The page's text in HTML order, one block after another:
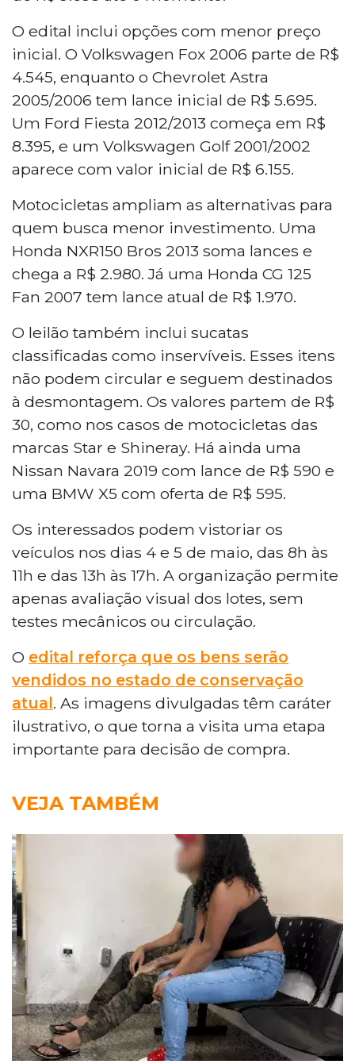
O edital inclui opções com menor preço
inicial. O Volkswagen Fox 2006 parte de R$
4.545, enquanto o Chevrolet Astra
2005/2006 tem lance inicial de R$ 5.695.
Um Ford Fiesta 2012/2013 começa em R$
8.395, e um Volkswagen Golf 2001/2002
aparece com valor inicial de R$ 6.155.
Motocicletas ampliam as alternativas para
quem busca menor investimento. Uma
Honda NXR150 Bros 2013 soma lances e
chega a R$ 2.980. Já uma Honda CG 125
Fan 2007 tem lance atual de R$ 1.970.
O leilão também inclui sucatas
classificadas como inservíveis. Esses itens
não podem circular e seguem destinados
à desmontagem. Os valores partem de R$
30, como nos casos de motocicletas das
marcas Star e Shineray. Há ainda uma
Nissan Navara 2019 com lance de R$ 590 e
uma BMW X5 com oferta de R$ 595.
Os interessados podem vistoriar os
veículos nos dias 4 e 5 de maio, das 8h às
11h e das 13h às 17h. A organização permite
apenas avaliação visual dos lotes, sem
testes mecânicos ou circulação.
O edital reforça que os bens serão
vendidos no estado de conservação
atual. As imagens divulgadas têm caráter
ilustrativo, o que torna a visita uma etapa
importante para decisão de compra.
VEJA TAMBÉM